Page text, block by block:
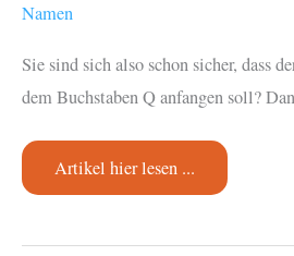
Namen
Sie sind sich also schon sicher, dass
dem Buchstaben Q anfangen soll?
Katzennamen
mit
Artikel hier lesen ...